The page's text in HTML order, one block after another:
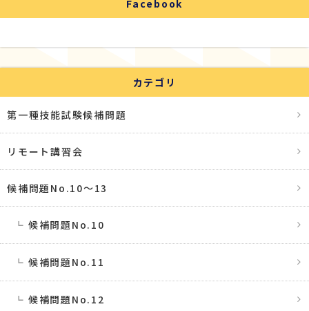
Facebook
カテゴリ
第一種技能試験候補問題
リモート講習会
候補問題No.10〜13
候補問題No.10
候補問題No.11
候補問題No.12